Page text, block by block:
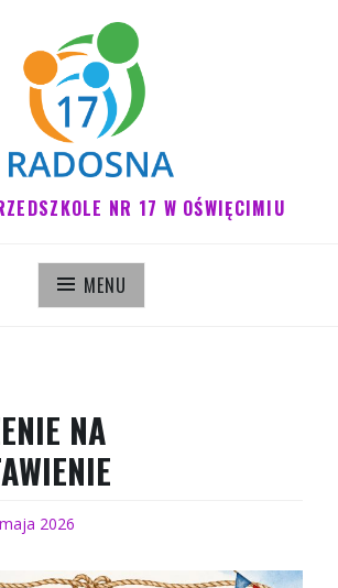
NR 17 W OŚWIĘCIMIU
MENU
NA
2026